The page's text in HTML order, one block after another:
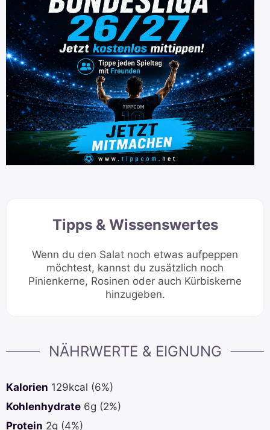
Tipps & Wissenswertes
Wenn du den Salat noch etwas aufpeppen
möchtest, kannst du zusätzlich noch
Pinienkerne, Rosinen oder auch Kürbiskerne
hinzugeben.
NÄHRWERTE & EIGNUNG
Kalorien 129kcal (6%)
Kohlenhydrate 6g (2%)
Protein 2g (4%)